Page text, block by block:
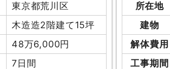
東京都荒川区
木造造2階建て15坪
48万6,000円
7日間
所在地
建物
解体費用
工事期間